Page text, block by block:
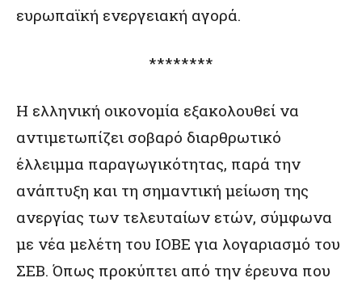
ευρωπαϊκή ενεργειακή αγορά.
********
Η ελληνική οικονομία εξακολουθεί να
αντιμετωπίζει σοβαρό διαρθρωτικό
έλλειμμα παραγωγικότητας, παρά την
ανάπτυξη και τη σημαντική μείωση της
ανεργίας των τελευταίων ετών, σύμφωνα
με νέα μελέτη του ΙΟΒΕ για λογαριασμό του
ΣΕΒ. Όπως προκύπτει από την έρευνα που